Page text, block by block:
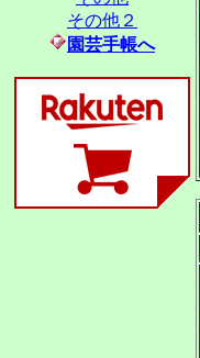
その他２
園芸手帳へ